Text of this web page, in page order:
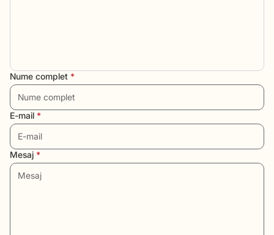
Nume complet *
E-mail *
Mesaj *